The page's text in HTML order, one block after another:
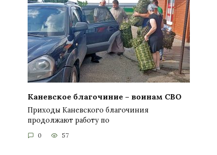
Каневское благочиние – воинам СВО
Приходы Каневского благочиния
продолжают работу по
0 57